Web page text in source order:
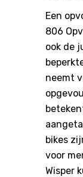
Een
806
ook de
neemt
bikes
voor
Wisper